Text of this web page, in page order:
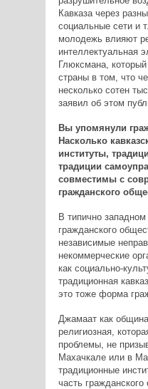
Кавказа через
социальные сети и
молодежь влияют
интеллектуальная
Глюксмана,
страны в том, что
несколько сотен
заявил об этом
Вы упомянули
Насколько
институты,
традиции
совместимы с
гражданского
В типично
гражданского
независимые
некоммерческие
как социально-
традиционная
это тоже форма
Джамаат как
религиозная,
проблемы, не
Махачкале или в
традиционные
часть